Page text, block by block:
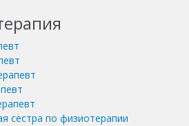
сестра по физиотерапии